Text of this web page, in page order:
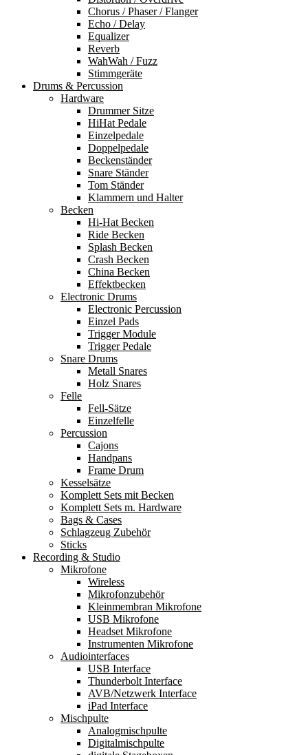
Chorus / Phaser / Flanger
Echo / Delay
Equalizer
Reverb
WahWah / Fuzz
Stimmgeräte
Drums & Percussion
Hardware
Drummer Sitze
HiHat Pedale
Einzelpedale
Doppelpedale
Beckenständer
Snare Ständer
Tom Ständer
Klammern und Halter
Becken
Hi-Hat Becken
Ride Becken
Splash Becken
Crash Becken
China Becken
Effektbecken
Electronic Drums
Electronic Percussion
Einzel Pads
Trigger Module
Trigger Pedale
Snare Drums
Metall Snares
Holz Snares
Felle
Fell-Sätze
Einzelfelle
Percussion
Cajons
Handpans
Frame Drum
Kesselsätze
Komplett Sets mit Becken
Komplett Sets m. Hardware
Bags & Cases
Schlagzeug Zubehör
Sticks
Recording & Studio
Mikrofone
Wireless
Mikrofonzubehör
Kleinmembran Mikrofone
USB Mikrofone
Headset Mikrofone
Instrumenten Mikrofone
Audiointerfaces
USB Interface
Thunderbolt Interface
AVB/Netzwerk Interface
iPad Interface
Mischpulte
Analogmischpulte
Digitalmischpulte